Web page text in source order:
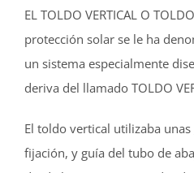
EL TOLDO VERTICAL O
protección solar se le ha
un sistema especialmente
deriva del llamado TOLDO
El toldo vertical utilizaba
fijación, y guía del tubo de